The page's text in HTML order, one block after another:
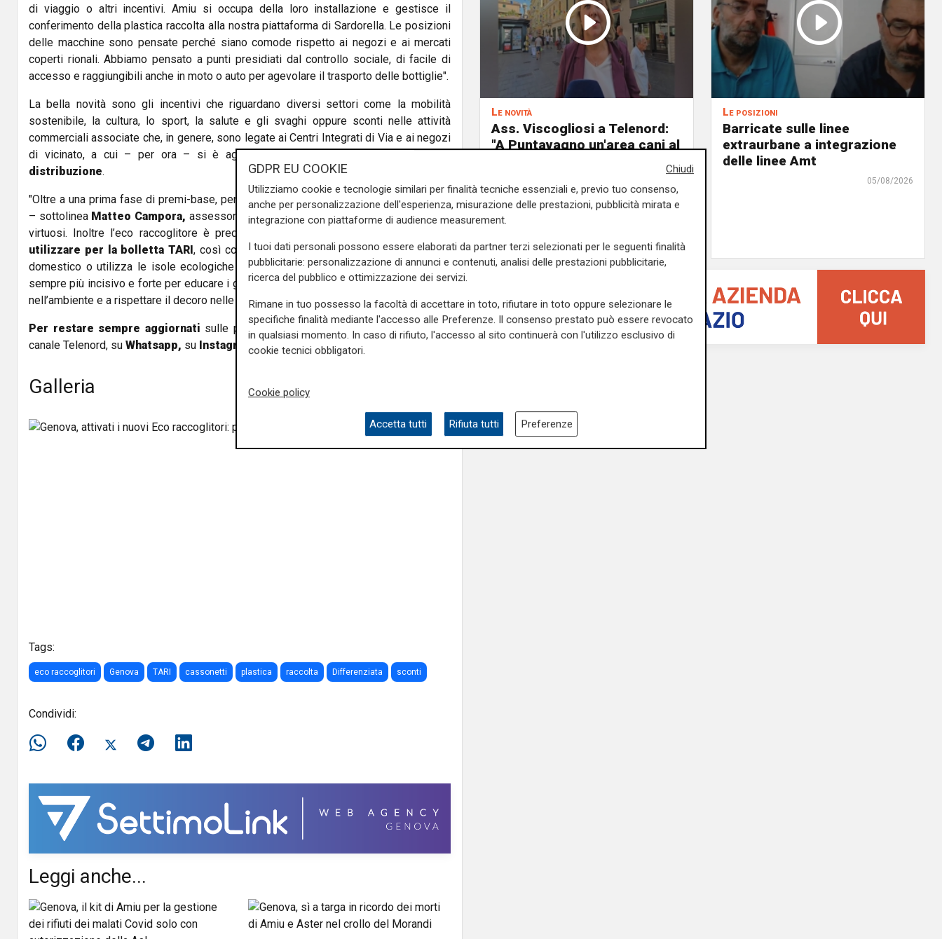
di viaggio o altri incentivi. Amiu si occupa della loro installazione e gestisce il
conferimento della plastica raccolta alla nostra piattaforma di Sardorella. Le posizioni
delle macchine sono pensate perché siano comode rispetto ai negozi e ai mercati
coperti rionali. Abbiamo pensato a punti presidiati dal controllo sociale, di facile di
accesso e raggiungibili anche in moto o auto per agevolare il trasporto delle bottiglie".
La bella novità sono gli incentivi che riguardano diversi settori come la mobilità
sostenibile, la cultura, lo sport, la salute e gli svaghi oppure sconti nelle attività
commerciali associate che, in genere, sono legate ai Centri Integrati di Via e ai negozi
di vicinato, a cui – per ora – si è aggiunta anche una catena della grande
distribuzione.
"Oltre a una prima fase di premi-base, pensiamoanche a premi di maggior rilievo
– sottolinea Matteo Campora, assessore all’ambiente comunale – per i cittadini più
virtuosi. Inoltre l’eco raccoglitore è predisposto anche per l’accumulo
utilizzare per la bolletta TARI, così come accade per chi pratica il compostaggio
domestico o utilizza le isole ecologiche per i propri rifiuti ingombranti. Un segnale
sempre più incisivo e forte per educare i genovesi a non disperdere questo materiale
nell’ambiente e a rispettare il decoro nelle nostre strade".
Per restare sempre aggiornati sulle principali notizie sulla Liguria seguiteci sul
canale Telenord, su Whatsapp, su Instagram, suYoutubee suFacebook
Galleria
Tags:
eco raccoglitori Genova TARI cassonetti plastica raccolta Differenziata sconti
Condividi:
Leggi anche...
Le novità
Ass. Viscogliosi a Telenord:
"A Puntavagno un'area cani al
ampia area si affaccerà su
skate park"
Le posizioni
Barricate sulle linee
extraurbane a integrazione
delle linee Amt
05/08/2026
Chiudi
GDPR EU COOKIE
Utilizziamo cookie e tecnologie similari per finalità tecniche essenziali e, previo tuo consenso,
anche per personalizzazione dell'esperienza, misurazione delle prestazioni, pubblicità mirata e
integrazione con piattaforme di audience measurement.
I tuoi dati personali possono essere elaborati da partner terzi selezionati per le seguenti finalità
pubblicitarie: personalizzazione di annunci e contenuti, analisi delle prestazioni pubblicitarie,
ricerca del pubblico e ottimizzazione dei servizi.
Rimane in tuo possesso la facoltà di accettare in toto, rifiutare in toto oppure selezionare le
specifiche finalità mediante l'accesso alle Preferenze. Il consenso prestato può essere revocato
in qualsiasi momento. In caso di rifiuto, l'accesso al sito continuerà con l'utilizzo esclusivo di
cookie tecnici obbligatori.
Cookie policy
Accetta tutti Rifiuta tutti Preferenze